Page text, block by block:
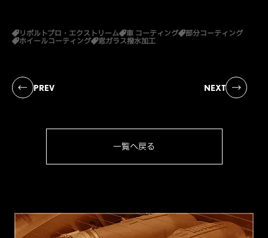
リボルトプロ・エクストリーム 車 コーティング
部分コーティング
ホイールコーティング
窓ガラス撥水加工
PREV NEXT
一覧へ戻る